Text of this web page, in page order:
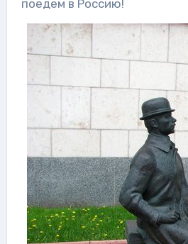
поедем в Россию!